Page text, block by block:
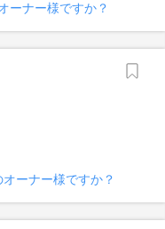
ーナー様ですか？
ーナー様ですか？